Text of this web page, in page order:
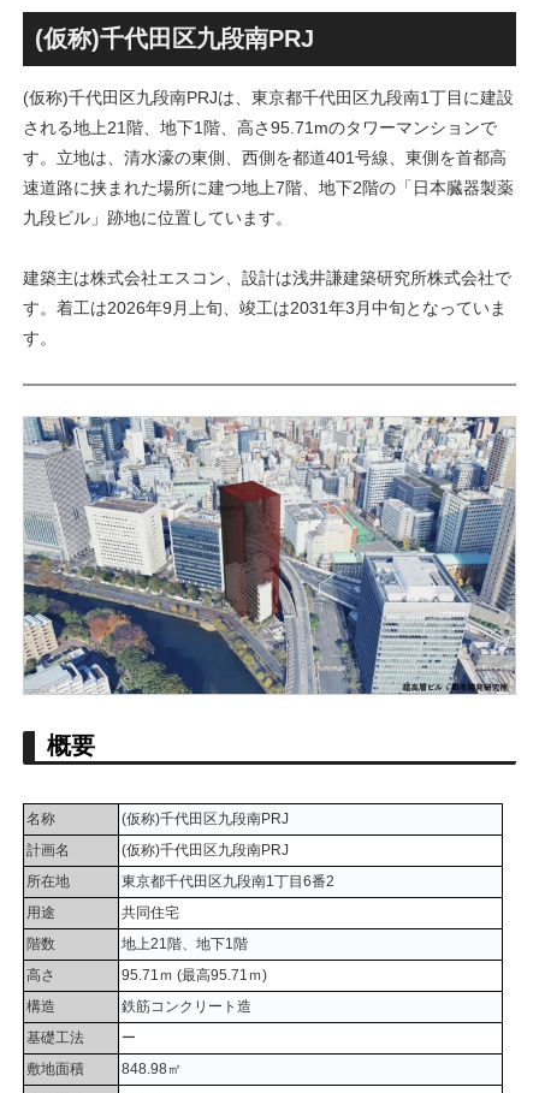
跡地の開発計画や商業ビル建
設進行などにより駅前商業地
が形成へ！！
テル温浴棟」2026年夏時点建
設状況！！天然温泉のほか子
(仮称)千代田区九段南PRJ
(仮称)千代田区九段南PRJは、東京都千代田区九段南1丁目に建設
される地上21階、地下1階、高さ95.71mのタワーマンションで
す。立地は、清水濠の東側、西側を都道401号線、東側を首都高
速道路に挟まれた場所に建つ地上7階、地下2階の「日本臓器製薬
九段ビル」跡地に位置しています。
建築主は株式会社エスコン、設計は浅井謙建築研究所株式会社で
す。着工は2026年9月上旬、竣工は2031年3月中旬となっていま
す。
概要
名称
(仮称)千代田区九段南PRJ
計画名
(仮称)千代田区九段南PRJ
所在地
東京都千代田区九段南1丁目6番2
用途
共同住宅
階数
地上21階、地下1階
高さ
95.71ｍ (最高95.71ｍ)
構造
鉄筋コンクリート造
基礎工法
ー
敷地面積
848.98㎡